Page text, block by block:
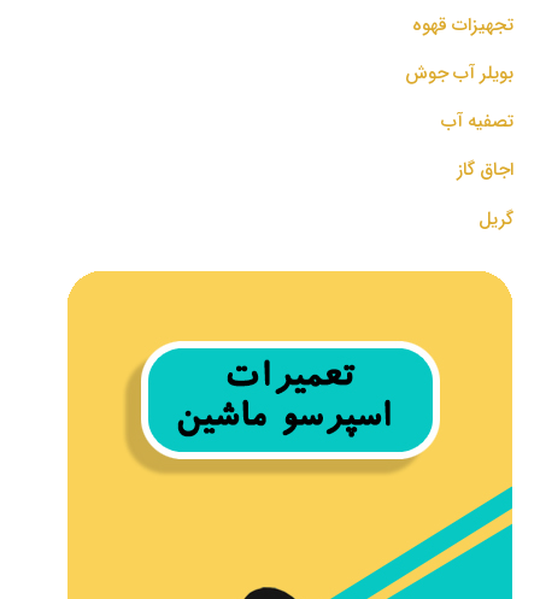
تجهیزات قهوه
بویلر آب جوش
تصفیه آب
اجاق گاز
گریل